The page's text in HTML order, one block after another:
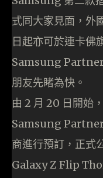
式同大家見面，外
日起亦可於連卡佛
Samsung
朋友先睹為快。
由 2 月 20 日開始
Samsung
商進行預訂，正式
Galaxy Z Flip